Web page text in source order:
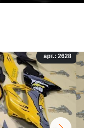
арт.: 2628